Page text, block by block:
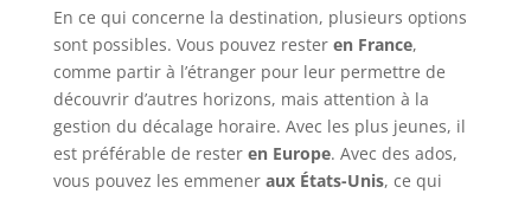
En ce qui concerne la destination, plusieurs options
sont possibles. Vous pouvez rester en France,
comme partir à l’étranger pour leur permettre de
découvrir d’autres horizons, mais attention à la
gestion du décalage horaire. Avec les plus jeunes, il
est préférable de rester en Europe. Avec des ados,
vous pouvez les emmener aux États-Unis, ce qui